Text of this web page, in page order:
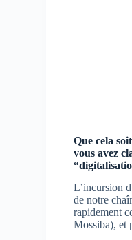
Que cela
vous avez
L’incursion
de notre
rapidement
Mossiba), et